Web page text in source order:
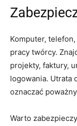
Komputer,
pracy twórcy.
projekty, faktury,
logowania. Utrata
oznaczać
Warto